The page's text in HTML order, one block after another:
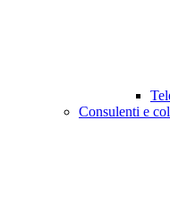
Consulenti e